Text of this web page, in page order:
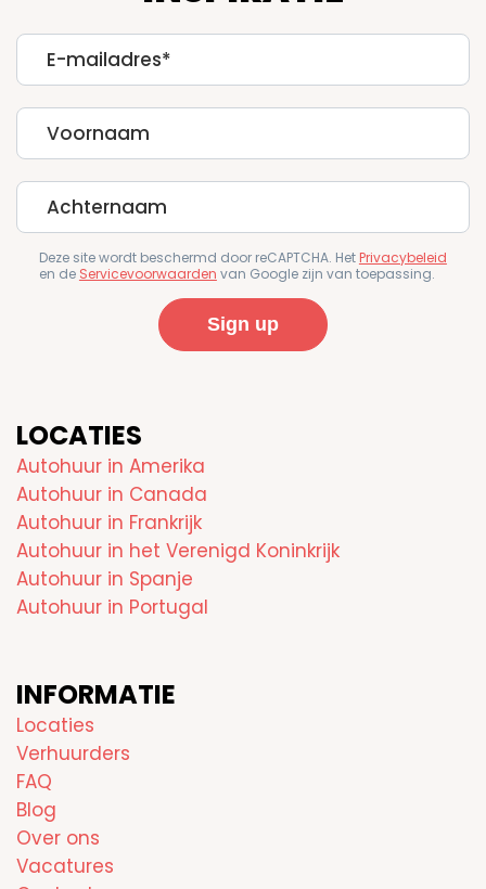
E-
mailadres
First
Name
Last
Name
Deze site wordt beschermd door reCAPTCHA. HetPrivacybeleid
en de Servicevoorwaarden van Google zijn van toepassing.
LOCATIES
Autohuur in Amerika
Autohuur in Canada
Autohuur in Frankrijk
Autohuur in het Verenigd Koninkrijk
Autohuur in Spanje
Autohuur in Portugal
INFORMATIE
Locaties
Verhuurders
FAQ
Blog
Over ons
Vacatures